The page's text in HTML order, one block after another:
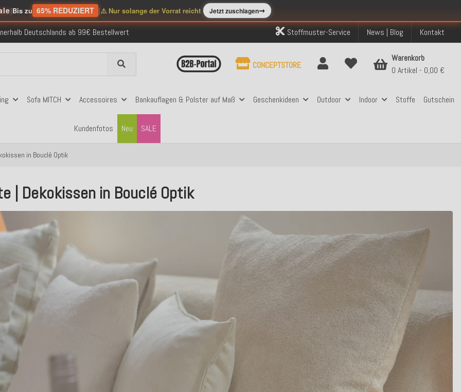
|Bis zu 65% REDUZIERT |⚠️ Nur solange der Vorrat reicht Jetzt zuschlagen➞
Deutschlands ab 99€ Bestellwert
versendete Bestellungen
Klarna, PayPal & Amazon Pay
Stoffmuster-Service News | Blog Kontakt
Sofa MITCH Accessoires Bankauflagen & Polster auf Maß Geschenkideen Outdoor Indoor Stoffe Gutschein
Kundenfotos SALE
Neu
CONCEPTSTORE
Warenkorb
0 Artikel
0,00 €
in Bouclé Optik
| Dekokissen in Bouclé Optik